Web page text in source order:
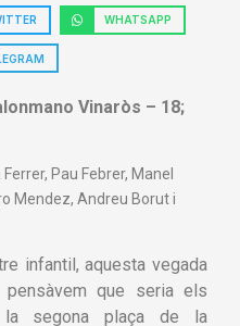
WHATSAPP
Vinaròs – 18;
Pau Febrer, Manel
Mendez, Andreu Borut i
infantil, aquesta vegada
pensàvem que seria els
segona plaça de la